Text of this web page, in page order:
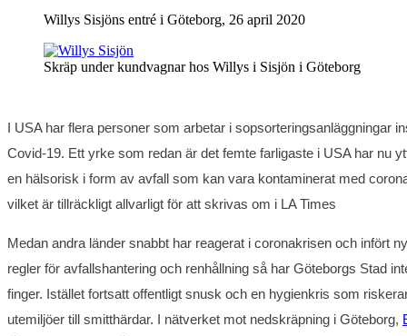
Willys Sisjöns entré i Göteborg, 26 april 2020
Skräp under kundvagnar hos Willys i Sisjön i Göteborg
I USA har flera personer som arbetar i sopsorteringsanläggningar
Covid-19. Ett yrke som redan är det femte farligaste i USA har nu
en hälsorisk i form av avfall som kan vara kontaminerat med
vilket är tillräckligt allvarligt för att skrivas om i LA Times
Medan andra länder snabbt har reagerat i coronakrisen och infört
regler för avfallshantering och renhållning så har Göteborgs Stad
finger. Istället fortsatt offentligt snusk och en hygienkris som
utemiljöer till smitthärdar. I nätverket mot nedskräpning i Göteborg,